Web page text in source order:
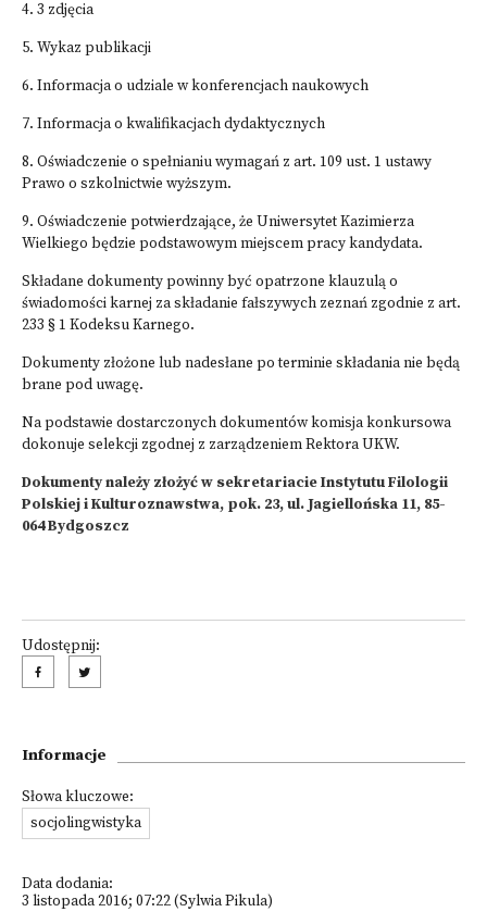
4. 3 zdjęcia
5. Wykaz publikacji
6. Informacja o udziale w konferencjach naukowych
7. Informacja o kwalifikacjach dydaktycznych
8. Oświadczenie o spełnianiu wymagań z art. 109 ust. 1 ustawy
Prawo o szkolnictwie wyższym.
9. Oświadczenie potwierdzające, że Uniwersytet Kazimierza
Wielkiego będzie podstawowym miejscem pracy kandydata.
Składane dokumenty powinny być opatrzone klauzulą o
świadomości karnej za składanie fałszywych zeznań zgodnie z art.
233 § 1 Kodeksu Karnego.
Dokumenty złożone lub nadesłane po terminie składania nie będą
brane pod uwagę.
Na podstawie dostarczonych dokumentów komisja konkursowa
dokonuje selekcji zgodnej z zarządzeniem Rektora UKW.
Dokumenty należy złożyć w sekretariacie Instytutu Filologii
Polskiej i Kulturoznawstwa, pok. 23, ul. Jagiellońska 11, 85-
064 Bydgoszcz
Udostępnij:
Informacje
Słowa kluczowe:
socjolingwistyka
Data dodania:
3 listopada 2016; 07:22 (Sylwia Pikula)